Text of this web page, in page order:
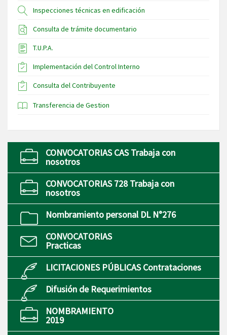
Inspecciones técnicas en edificación
Consulta de trámite documentario
T.U.P.A.
Implementación del Control Interno
Consulta del Contribuyente
Transferencia de Gestion
CONVOCATORIAS CAS Trabaja con
nosotros
CONVOCATORIAS 728 Trabaja con
nosotros
Nombramiento personal DL N°276
CONVOCATORIAS
Practicas
LICITACIONES PÚBLICAS Contrataciones
Difusión de Requerimientos
NOMBRAMIENTO
2019